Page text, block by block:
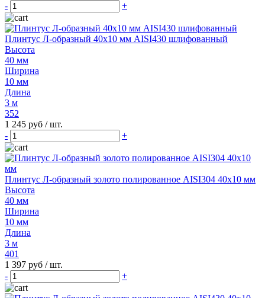
-
+
Плинтус Л-образный 40х10 мм AISI430 шлифованный
Высота
40 мм
Ширина
10 мм
Длина
3 м
352
1 245 руб / шт.
-
+
Плинтус Л-образный золото полированное AISI304 40х10 мм
Высота
40 мм
Ширина
10 мм
Длина
3 м
401
1 397 руб / шт.
-
+